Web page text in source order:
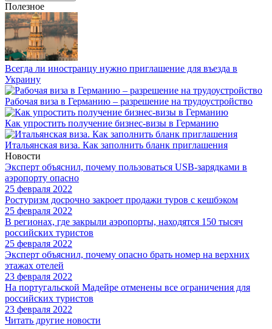
Полезное
Всегда ли иностранцу нужно приглашение для въезда в
Украину
Рабочая виза в Германию – разрешение на трудоустройство
Как упростить получение бизнес-визы в Германию
Итальянская виза. Как заполнить бланк приглашения
Новости
Эксперт объяснил, почему пользоваться USB-зарядками в
аэропорту опасно
25 февраля 2022
Ростуризм досрочно закроет продажи туров с кешбэком
25 февраля 2022
В регионах, где закрыли аэропорты, находятся 150 тысяч
российских туристов
25 февраля 2022
Эксперт объяснил, почему опасно брать номер на верхних
этажах отелей
23 февраля 2022
На португальской Мадейре отменены все ограничения для
российских туристов
23 февраля 2022
Читать другие новости